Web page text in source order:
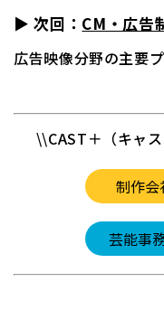
▶ 次回： CM・広告
広告映像分野の主要
\\CAST＋（キャ